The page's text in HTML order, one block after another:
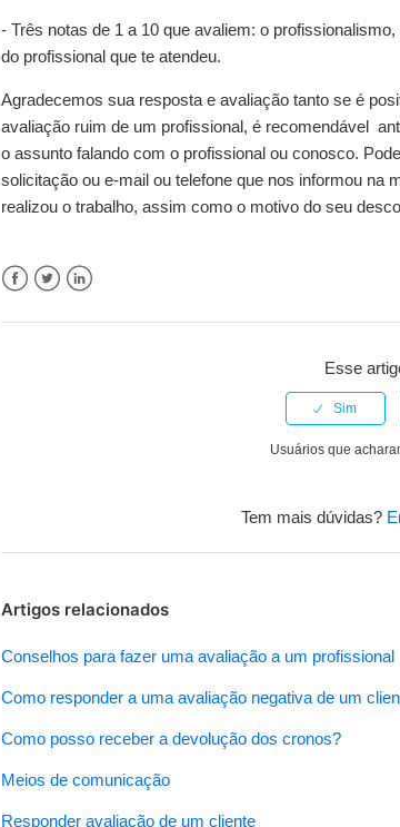
- Três notas de 1 a 10 que avaliem: o
do profissional que te atendeu.
Agradecemos sua resposta e avaliação tanto se é
avaliação ruim de um profissional, é recomendável
o assunto falando com o profissional ou conosco.
solicitação ou e-mail ou telefone que nos informou na
realizou o trabalho, assim como o motivo do seu
Esse
Usuários que
Tem mais dúvidas?
Artigos relacionados
Conselhos para fazer uma avaliação a um profissional
Como responder a uma avaliação negativa de um
Como posso receber a devolução dos cronos?
Meios de comunicação
Responder avaliação de um cliente